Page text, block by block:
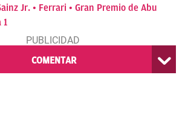
Jr. Ferrari
Gran Premio de Abu
1
COMENTAR